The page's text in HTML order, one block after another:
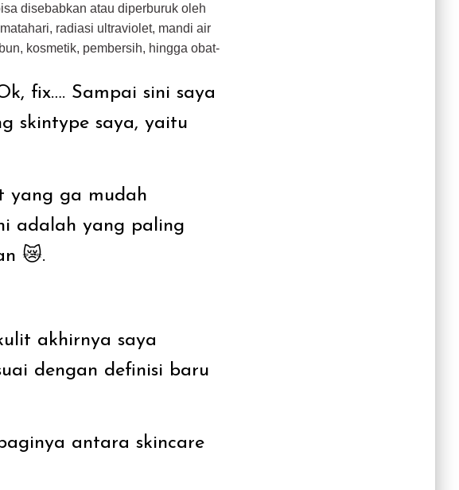
disebabkan atau diperburuk oleh
radiasi ultraviolet, mandi air
kosmetik, pembersih, hingga obat-
fix…. Sampai sini saya
skintype saya, yaitu
yang ga mudah
adalah yang paling
😿.
akhirnya saya
dengan definisi baru
antara skincare